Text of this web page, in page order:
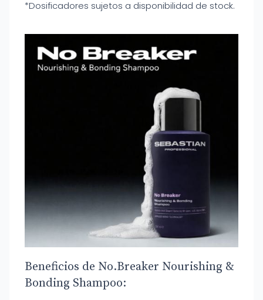
*Dosificadores sujetos a disponibilidad de stock.
Beneficios de No.Breaker Nourishing &
Bonding Shampoo: